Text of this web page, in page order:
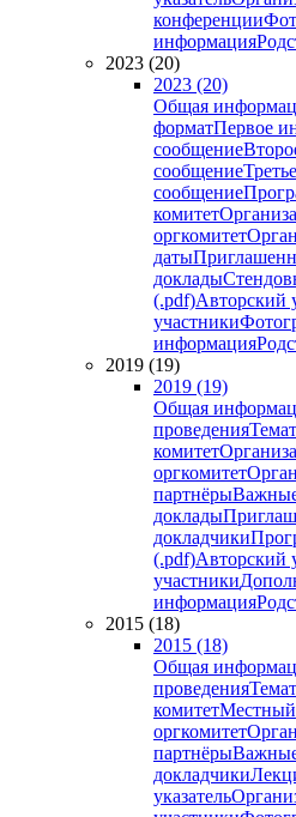
конференции
информация
2023 (20)
2023 (20)
Общая
форматПервое
сообщение
сообщение
сообщение
комитет
оргкомитет
даты
доклады
(.pdf)Авторский
участники
информация
2019 (19)
2019 (19)
Общая
проведения
комитет
оргкомитет
партнёры
доклады
докладчики
(.pdf)Авторский
участники
информация
2015 (18)
2015 (18)
Общая
проведения
комитетМестный
оргкомитет
партнёры
докладчики
указатель